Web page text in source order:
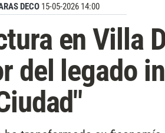
DECO 15-05-2026 14:00
en Villa
del legado